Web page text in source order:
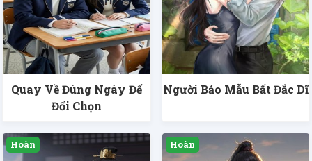
Quay Về Đúng Ngày Để
Đổi Chọn
Người Bảo Mẫu Bất Đắc Dĩ